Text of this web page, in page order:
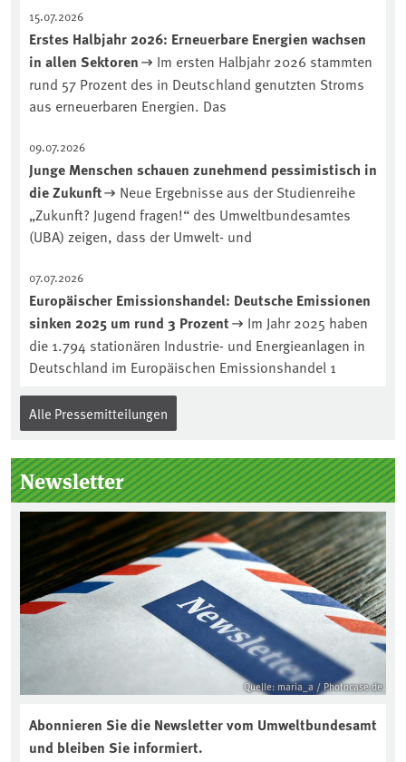
15.07.2026
Erstes Halbjahr 2026: Erneuerbare Energien wachsen
in allen Sektoren
Im ersten Halbjahr 2026 stammten
rund 57 Prozent des in Deutschland genutzten Stroms
aus erneuerbaren Energien. Das
09.07.2026
Junge Menschen schauen zunehmend pessimistisch in
die Zukunft
Neue Ergebnisse aus der Studienreihe
„Zukunft? Jugend fragen!“ des Umweltbundesamtes
(UBA) zeigen, dass der Umwelt- und
07.07.2026
Europäischer Emissionshandel: Deutsche Emissionen
sinken 2025 um rund 3 Prozent
Im Jahr 2025 haben
die 1.794 stationären Industrie- und Energieanlagen in
Deutschland im Europäischen Emissionshandel 1
Alle Pressemitteilungen
Newsletter
Quelle: maria_a / Photocase.de
Abonnieren Sie die Newsletter vom Umweltbundesamt
und bleiben Sie informiert.